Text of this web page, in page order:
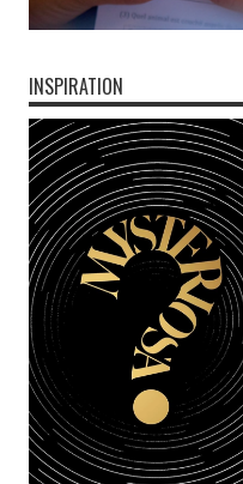
INSPIRATION